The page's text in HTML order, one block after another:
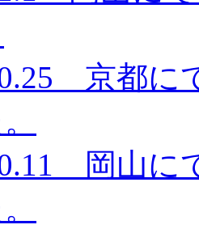
京都に
岡山に